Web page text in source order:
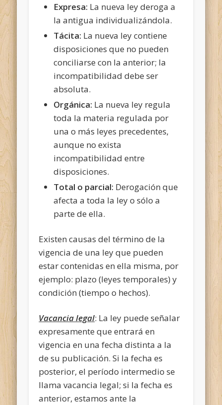
Expresa: La nueva ley deroga a
la antigua individualizándola.
Tácita: La nueva ley contiene
disposiciones que no pueden
conciliarse con la anterior; la
incompatibilidad debe ser
absoluta.
Orgánica: La nueva ley regula
toda la materia regulada por
una o más leyes precedentes,
aunque no exista
incompatibilidad entre
disposiciones.
Total o parcial: Derogación que
afecta a toda la ley o sólo a
parte de ella.
Existen causas del término de la
vigencia de una ley que pueden
estar contenidas en ella misma, por
ejemplo: plazo (leyes temporales) y
condición (tiempo o hechos).
Vacancia legal: La ley puede señalar
expresamente que entrará en
vigencia en una fecha distinta a la
de su publicación. Si la fecha es
posterior, el período intermedio se
llama vacancia legal; si la fecha es
anterior, estamos ante la